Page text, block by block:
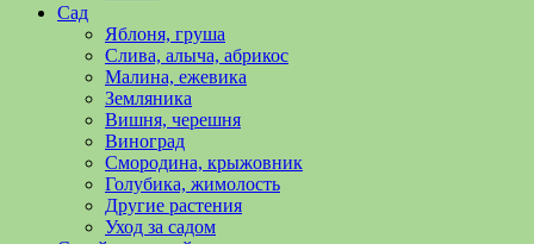
уходу
овощами,
растениями
Поможем
обустройстве
Сад
Яблоня, груша
Слива, алыча, абрикос
Малина, ежевика
Земляника
Вишня, черешня
Виноград
Смородина, крыжовник
Голубика, жимолость
Другие растения
Уход за садом